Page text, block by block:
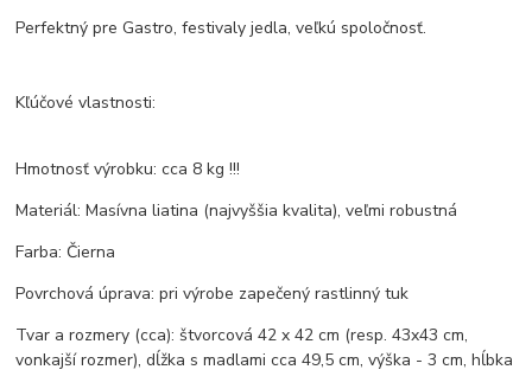
Perfektný pre Gastro, festivaly jedla, veľkú spoločnosť.
Kľúčové vlastnosti:
Hmotnosť výrobku: cca 8 kg !!!
Materiál: Masívna liatina (najvyššia kvalita), veľmi robustná
Farba: Čierna
Povrchová úprava: pri výrobe zapečený rastlinný tuk
Tvar a rozmery (cca): štvorcová 42 x 42 cm (resp. 43x43 cm,
vonkajší rozmer), dĺžka s madlami cca 49,5 cm, výška - 3 cm, hĺbka